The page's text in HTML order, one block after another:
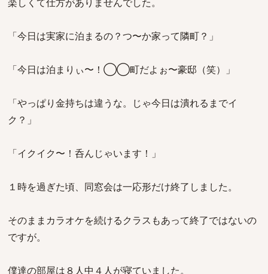
「今日は実家に泊まるの？つ〜か家って隣町？」
「今日は泊まりぃ〜！◯◯町だよぉ〜豪邸（笑）」
「やっぱり金持ちは違うな。じゃ今日は潰れるまでイ
ク？」
「イクイク〜！呑んじゃいます！」
１時を過ぎた頃、同窓会は一応形だけ終了しました。
そのままカラオケを続けるクラスもあって終了ではないの
ですが。
僕達の部屋は８人中４人が寝ていました。